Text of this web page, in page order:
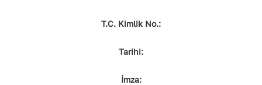
T.C. Kimlik No.:
Tarihi:
İmza: